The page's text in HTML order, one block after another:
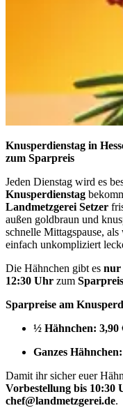
Knusperdienstag in
zum Sparpreis
Jeden Dienstag wird es
Knusperdienstag
Landmetzgerei Setzer
außen goldbraun und
schnelle Mittagspause,
einfach unkompliziert
Die Hähnchen gibt es nur
12:30 Uhr zum Sparpreis
Sparpreise am
½ Hähnchen: 3,90
Ganzes Hähnchen:
Damit ihr sicher euer
Vorbestellung bis 10:30
chef@landmetzgerei.de.